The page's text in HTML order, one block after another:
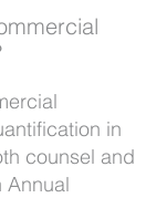
in
counsel and
Annual